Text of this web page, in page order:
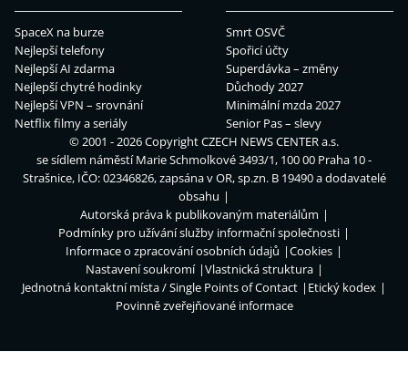
SpaceX na burze
Nejlepší telefony
Nejlepší AI zdarma
Nejlepší chytré hodinky
Nejlepší VPN – srovnání
Netflix filmy a seriály
Smrt OSVČ
Spořicí účty
Superdávka – změny
Důchody 2027
Minimální mzda 2027
Senior Pas – slevy
© 2001 - 2026 CopyrightCZECH NEWS CENTER a.s.
se sídlem náměstí Marie Schmolkové 3493/1, 100 00 Praha 10 -
Strašnice, IČO: 02346826, zapsána v OR, sp.zn. B 19490 a dodavatelé
obsahu
Autorská práva k publikovaným materiálům
Podmínky pro užívání služby informační společnosti
Informace o zpracování osobních údajů
Cookies
Nastavení soukromí
Vlastnická struktura
Jednotná kontaktní místa / Single Points of Contact
Etický kodex
Povinně zveřejňované informace